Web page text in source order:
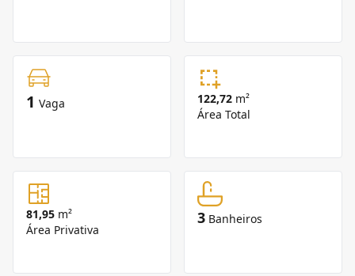
1 Vaga 122,72 m²
Área Total
81,95 m²
Área Privativa
3 Banheiros